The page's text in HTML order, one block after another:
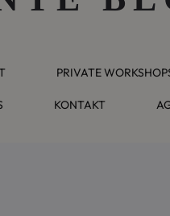
PRIVATE
KONTAKT